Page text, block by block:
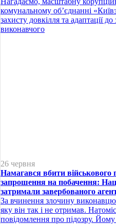
комунальному об’єднанні
захисту довкілля та адаптації
виконавчого
26 червня
Намагався вбити військового
запрошення на побачення:
затримали завербованого
За вчинення злочину
яку він так і не отримав.
повідомлення про підозру.